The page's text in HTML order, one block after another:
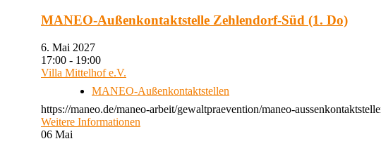
MANEO-Außenkontaktstelle Zehlendorf-Süd (1. Do)
6. Mai 2027
17:00 - 19:00
Villa Mittelhof e.V.
MANEO-Außenkontaktstellen
https://maneo.de/maneo-arbeit/gewaltpraevention/maneo-
Weitere Informationen
06 Mai